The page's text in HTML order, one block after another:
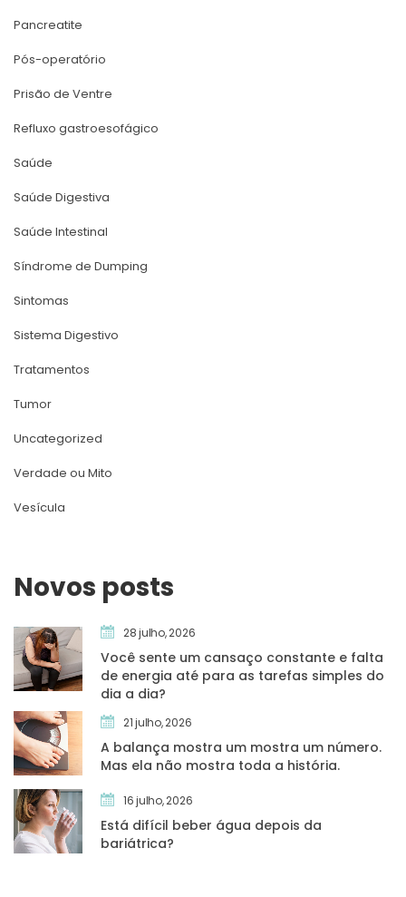
Pancreatite
Pós-operatório
Prisão de Ventre
Refluxo gastroesofágico
Saúde
Saúde Digestiva
Saúde Intestinal
Síndrome de Dumping
Sintoma
Sistema Digestivo
Tratamento
Tumor
Uncategorized
Verdade ou Mito
Vesícula
Novos post
28 julho, 2026
Você sente um cansaço constante e falta
de energia até para as tarefas simples do
dia a dia?
21 julho, 2026
A balança mostra um mostra um número.
Mas ela não mostra toda a história.
16 julho, 2026
Está difícil beber água depois da
bariátrica?